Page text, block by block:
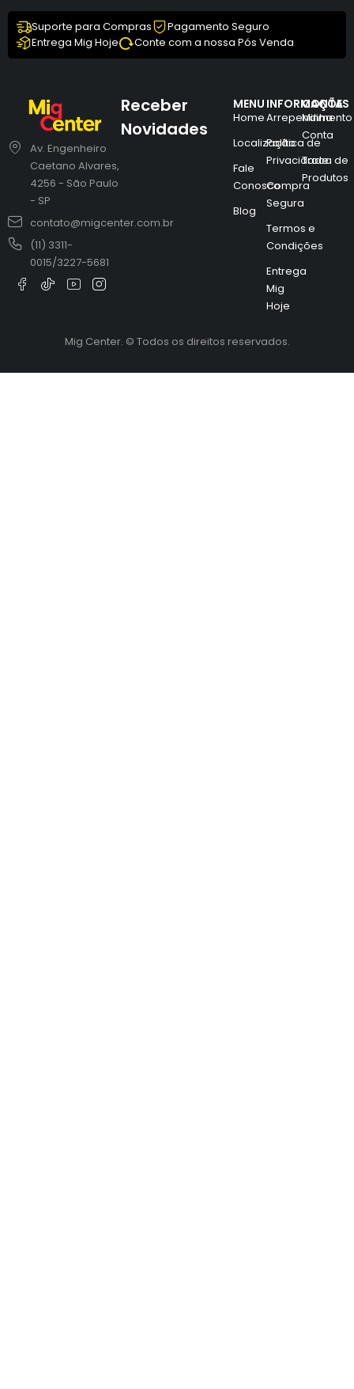
Suporte para Compras
Pagamento Seguro
Entrega Mig Hoje
Conte com a nossa Pós Venda
Av. Engenheiro
Caetano Alvares,
4256 - São Paulo
- SP
contato@migcenter.com.br
(11) 3311-
0015/3227-5681
MENU
Home
Localização
Fale
Conosco
Blog
INFORMAÇÕES
Arrependimento
Política de
Privacidade
Compra
Segura
Termos e
Condições
Entrega
Mig
Hoje
CONTA
Minha
Conta
Troca de
Produtos
Receber
Novidades
Mig Center. © Todos os direitos reservados.